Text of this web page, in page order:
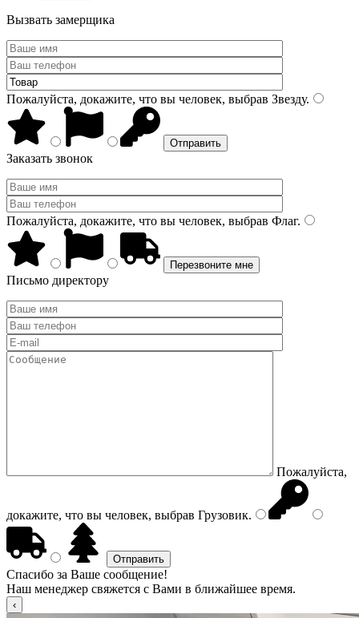
Вызвать замерщика
Пожалуйста, докажите, что вы человек, выбрав Звезду.
Заказать звонок
Пожалуйста, докажите, что вы человек, выбрав Флаг.
Письмо директору
Пожалуйста,
докажите, что вы человек, выбрав Грузовик.
Спасибо за Ваше сообщение!
Наш менеджер свяжется с Вами в ближайшее время.